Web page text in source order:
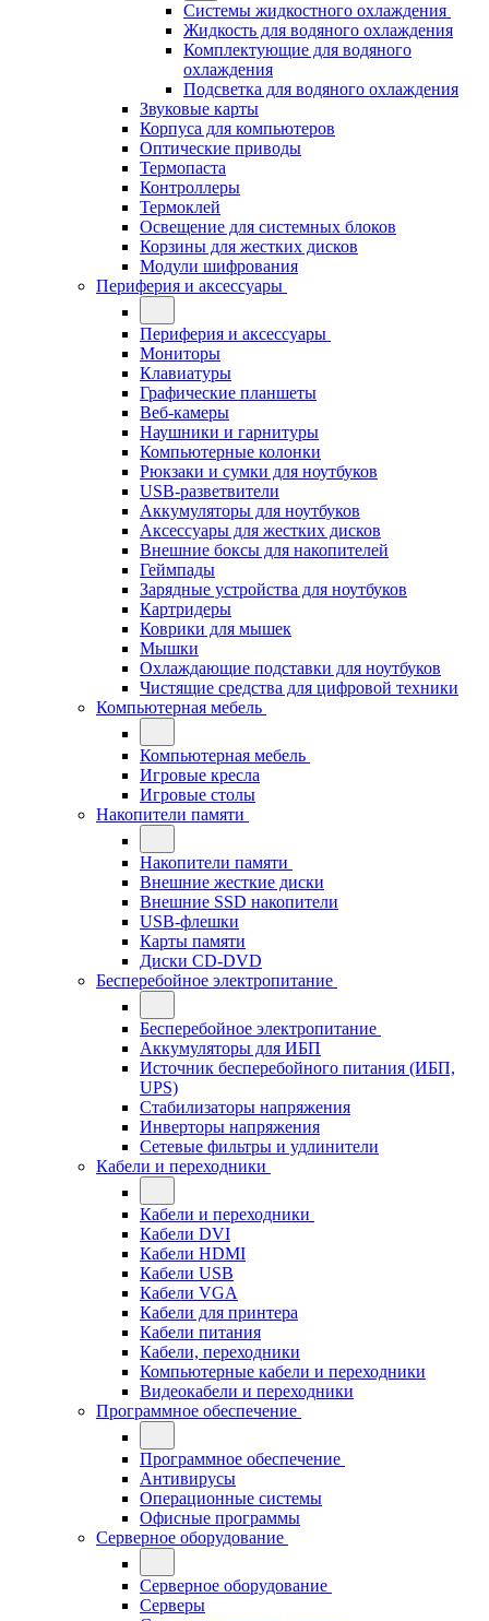
Системы жидкостного охлаждения
Жидкость для водяного охлаждения
Комплектующие для водяного
охлаждения
Подсветка для водяного охлаждения
Звуковые карты
Корпуса для компьютеров
Оптические приводы
Термопаста
Контроллеры
Термоклей
Освещение для системных блоков
Корзины для жестких дисков
Модули шифрования
Периферия и аксессуары
Периферия и аксессуары
Мониторы
Клавиатуры
Графические планшеты
Веб-камеры
Наушники и гарнитуры
Компьютерные колонки
Рюкзаки и сумки для ноутбуков
USB-разветвители
Аккумуляторы для ноутбуков
Аксессуары для жестких дисков
Внешние боксы для накопителей
Геймпады
Зарядные устройства для ноутбуков
Картридеры
Коврики для мышек
Мышки
Охлаждающие подставки для ноутбуков
Чистящие средства для цифровой техники
Компьютерная мебель
Компьютерная мебель
Игровые кресла
Игровые столы
Накопители памяти
Накопители памяти
Внешние жесткие диски
Внешние SSD накопители
USB-флешки
Карты памяти
Диски CD-DVD
Бесперебойное электропитание
Бесперебойное электропитание
Аккумуляторы для ИБП
Источник бесперебойного питания (ИБП,
UPS)
Стабилизаторы напряжения
Инверторы напряжения
Сетевые фильтры и удлинители
Кабели и переходники
Кабели и переходники
Кабели DVI
Кабели HDMI
Кабели USB
Кабели VGA
Кабели для принтера
Кабели питания
Кабели, переходники
Компьютерные кабели и переходники
Видеокабели и переходники
Программное обеспечение
Программное обеспечение
Антивирусы
Операционные системы
Офисные программы
Серверное оборудование
Серверное оборудование
Серверы